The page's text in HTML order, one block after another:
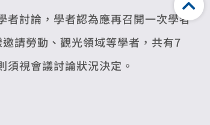
者討論，學者認為應再召開一次學者
請勞動、觀光領域等學者，共有7
視會議討論狀況決定。